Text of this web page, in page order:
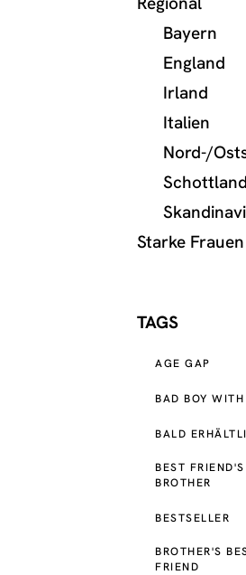
Bayern
England
Irland
Italien
Nord-/
Schottland
Starke Frauen
TAGS
AGE GAP
BAD BOY
BALD
BEST FRIEND'S
BROTHER
BESTSELLER
BROTHER'S
FRIEND